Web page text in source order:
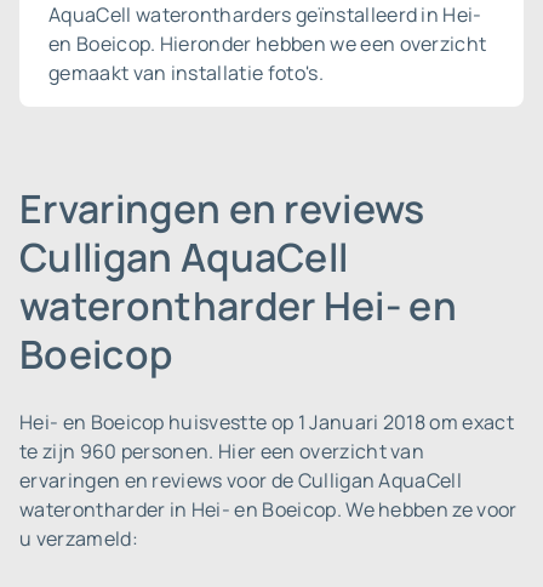
AquaCell waterontharders geïnstalleerd in Hei-
en Boeicop. Hieronder hebben we een overzicht
gemaakt van installatie foto's.
Ervaringen en reviews
Culligan AquaCell
waterontharder Hei- en
Boeicop
Hei- en Boeicop huisvestte op 1 Januari 2018 om exact
te zijn 960 personen. Hier een overzicht van
ervaringen en reviews voor de Culligan AquaCell
waterontharder in Hei- en Boeicop. We hebben ze voor
u verzameld: